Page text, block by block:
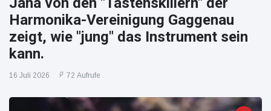
Harmonika-Vereinigung Gaggenau
zeigt, wie "jung" das Instrument sein
kann.
16 Juli 2026 72 Aufrufe